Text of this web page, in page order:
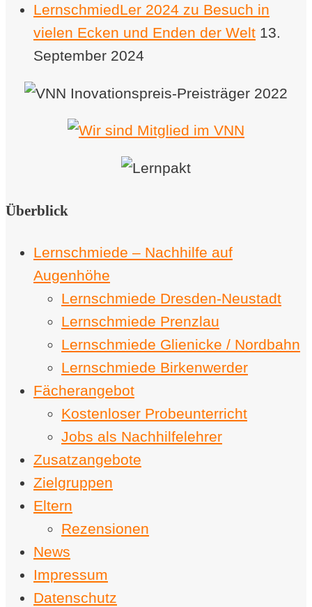
LernschmiedLer 2024 zu Besuch in
vielen Ecken und Enden der Welt 13.
September 2024
Überblick
Lernschmiede – Nachhilfe auf
Augenhöhe
Lernschmiede Dresden-Neustadt
Lernschmiede Prenzlau
Lernschmiede Glienicke / Nordbahn
Lernschmiede Birkenwerder
Fächerangebot
Kostenloser Probeunterricht
Jobs als Nachhilfelehrer
Zusatzangebote
Zielgruppen
Eltern
Rezensionen
News
Impressum
Datenschutz